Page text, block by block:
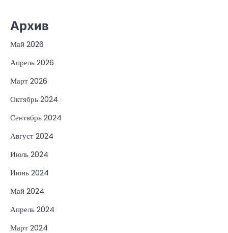
Архив
Май 2026
Апрель 2026
Март 2026
Октябрь 2024
Сентябрь 2024
Август 2024
Июль 2024
Июнь 2024
Май 2024
Апрель 2024
Март 2024